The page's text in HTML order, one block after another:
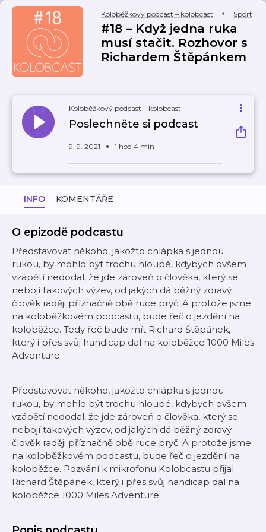
Koloběžkový podcast – kolobcast Sport
#18 – Když jedna ruka
musí stačit. Rozhovor s
Richardem Štěpánkem
Koloběžkový podcast – kolobcast
Poslechněte si podcast
9. 9. 2021 1 hod 4 min
INFO KOMENTÁŘE
O epizodě podcastu
Představovat někoho, jakožto chlápka s jednou
rukou, by mohlo být trochu hloupé, kdybych ovšem
vzápětí nedodal, že jde zároveň o člověka, který se
nebojí takových výzev, od jakých dá běžný zdravý
člověk raději příznačně obě ruce pryč. A protože jsme
na koloběžkovém podcastu, bude řeč o jezdění na
koloběžce. Tedy řeč bude mít Richard Štěpánek,
který i přes svůj handicap dal na koloběžce 1000 Miles
Adventure.
Představovat někoho, jakožto chlápka s jednou
rukou, by mohlo být trochu hloupé, kdybych ovšem
vzápětí nedodal, že jde zároveň o člověka, který se
nebojí takových výzev, od jakých dá běžný zdravý
člověk raději příznačně obě ruce pryč. A protože jsme
na koloběžkovém podcastu, bude řeč o jezdění na
koloběžce. Pozvání k mikrofonu Kolobcastu přijal
Richard Štěpánek, který i přes svůj handicap dal na
koloběžce 1000 Miles Adventure.